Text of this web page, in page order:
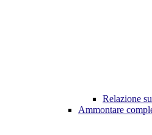
Relazione
Ammontare